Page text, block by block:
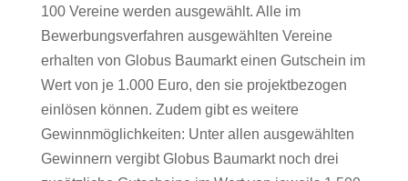
100 Vereine werden ausgewählt. Alle im
Bewerbungsverfahren ausgewählten Vereine
erhalten von Globus Baumarkt einen Gutschein im
Wert von je 1.000 Euro, den sie projektbezogen
einlösen können. Zudem gibt es weitere
Gewinnmöglichkeiten: Unter allen ausgewählten
Gewinnern vergibt Globus Baumarkt noch drei